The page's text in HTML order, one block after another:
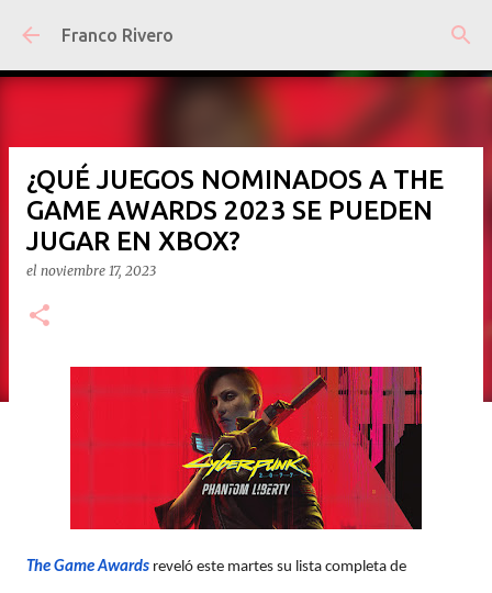
Ir al contenido principal
Franco Rivero
¿QUÉ JUEGOS NOMINADOS A THE
GAME AWARDS 2023 SE PUEDEN
JUGAR EN XBOX?
el noviembre 17, 2023
The Game Awards reveló este martes su lista completa de